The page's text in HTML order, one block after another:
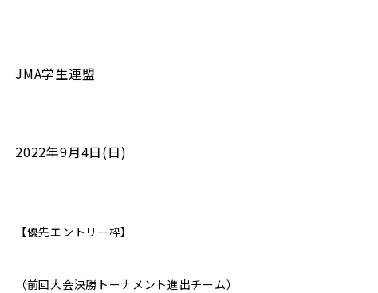
JMA学生連盟
2022年9月4日(日)
【優先エントリー枠】
（前回大会決勝トーナメント進出チーム）